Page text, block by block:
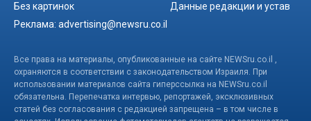
Без картинок
Данные редакции и устав
Реклама: advertising@newsru.co.il
Все права на материалы, опубликованные на сайте NEWSru.co.il ,
охраняются в соответствии с законодательством Израиля. При
использовании материалов сайта гиперссылка на NEWSru.co.il
обязательна. Перепечатка интервью, репортажей, эксклюзивных
статей без согласования с редакцией запрещена – в том числе в